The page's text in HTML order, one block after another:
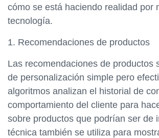
cómo se está haciendo realidad por
tecnología.
1. Recomendaciones de productos
Las recomendaciones de productos
de personalización simple pero
algoritmos analizan el historial de
comportamiento del cliente para
sobre productos que podrían ser de
técnica también se utiliza para